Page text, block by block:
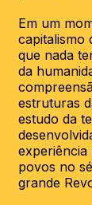
Em um
capitalismo
que nada
da
estruturas
estudo da
povos no
grande